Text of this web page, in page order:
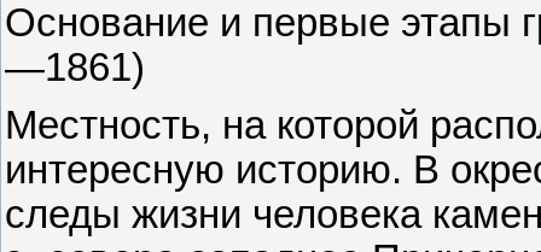
Основание и первые этапы
—1861)
Местность, на которой
интересную историю. В
следы жизни человека